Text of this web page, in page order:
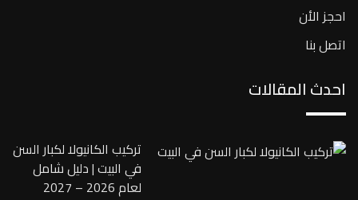
احجز الأن
اتصل بنا
احدث المقالات
تركيب الكانيولا لكبار السن
في البيت | دليل شامل
لعام 2026 – 2027